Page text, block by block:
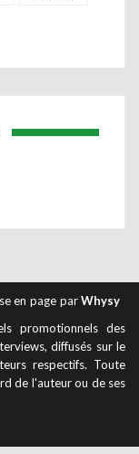
en page parWhysy
promotionnels des
diffusés sur le
respectifs. Toute
de l'auteur ou de ses